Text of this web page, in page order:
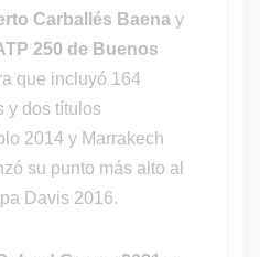
Carballés Baena y
250 de Buenos
que incluyó 164
y dos títulos
2014 y Marrakech
su punto más alto al
Davis 2016.